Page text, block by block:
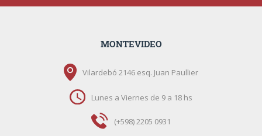
MONTEVIDEO
Vilardebó 2146 esq. Juan Paullier
Lunes a Viernes de 9 a 18 hs
(+598) 2205 0931